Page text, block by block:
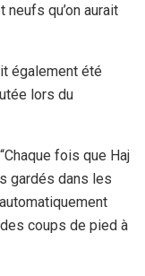
qu’on aurait
également été
lors du
fois que Haj
gardés dans les
coups de pied à